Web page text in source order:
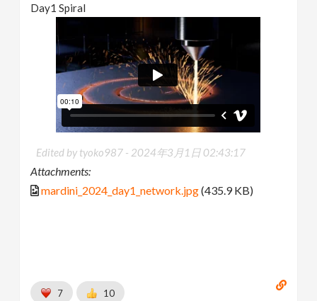
Day1 Spiral
Edited by tyoko987 - 2024年3月1日 02:43:17
Attachments:
mardini_2024_day1_network.jpg(435.9 KB)
7 10